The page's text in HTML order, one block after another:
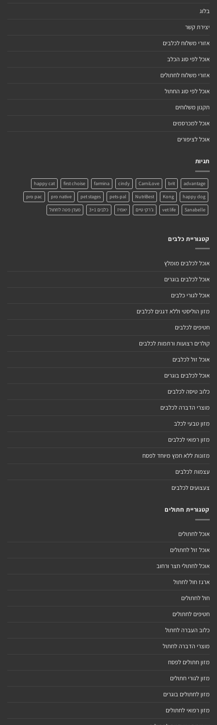
בלוג
יצירת קשר
אזורי משלוח לכלבים
אוכל לפי סוג הכלב
אזורי משלוח לחתולים
אוכל לפי סוג החתול
תקנון משלוחים
אוכל למכרסמים
אוכל לציפורים
תגיות
advantage
brit
CarniLove
cindy
farmina
first choise
happy cat
happy dog
Kong
NutriBest
pets-pal
pet stages
pro native
pro pac
Sanabelle
vet life ג'רקי טיים יאמיז כלבים 3+1 מעדן פטה לחתול
קטגוריית כלבים
אוכל לכלבים מומלץ
אוכל לכלבים בוגרים
אוכל לגורי כלבים
מזון הוליסטי וללא דגנים לכלבים
חטיפים לכלבים
קולרים רצועות ורתמות לכלבים
אוכל זול לכלבים
אוכל לכלבים בוגרים
כלוב טיסה לכלבים
מוצרי הדברה לכלבים
מזון טבעי לכלב
מזון רפואי לכלבים
מזונות ללא חמץ מיוחד לפסח
עצמות לכלבים
צעצועים לכלבים
קטגוריית חתולים
אוכל לחתולים
אוכל זול לחתולים
אוכל לחתולי חצר ורחוב
ארגז חול לחתול
חול לחתולים
חטיפים לחתולים
כלוב העברה לחתול
מוצרי הדברה לחתול
מזון חתולים לפסח
מזון לגורי חתולים
מזון לחתולים בוגרים
מזון רפואי לחתולים